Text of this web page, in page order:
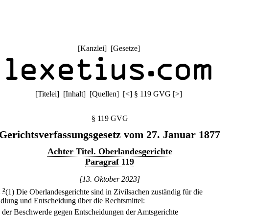
[Kanzlei] [Gesetze]
[Titelei] [Inhalt] [Quellen] [<] § 119 GVG [>]
§ 119 GVG
Gerichtsverfassungsgesetz vom 27. Januar 1877
Achter Titel. Oberlandesgerichte
Paragraf 119
[13. Oktober 2023]
2(1) Die Oberlandesgerichte sind in Zivilsachen zuständig für die
und Entscheidung über die Rechtsmittel:
der Beschwerde gegen Entscheidungen der Amtsgerichte